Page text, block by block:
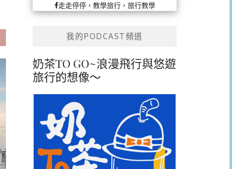
走走停停，教學旅行，旅行教學
我的PODCAST頻道
奶茶TO GO~浪漫飛行與悠遊
旅行的想像～